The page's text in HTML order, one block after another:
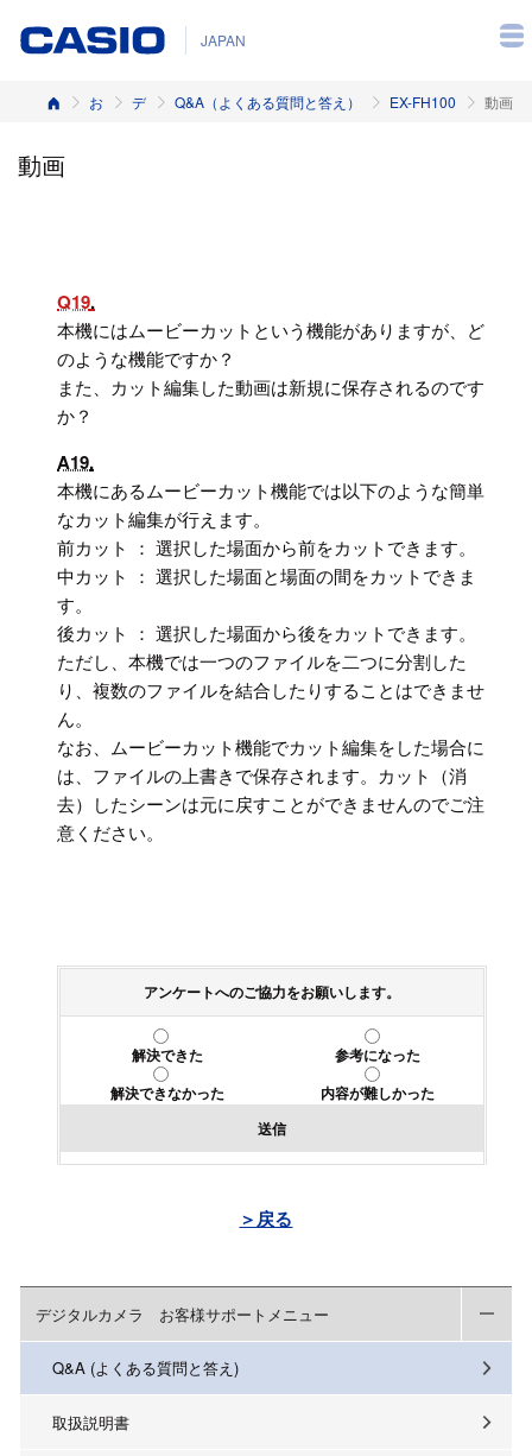
JAPAN
ホーム お客様サポート デジタルカメラ Q&A（よくある質問と答え） EX-FH100 動画
動画
Q19
本機にはムービーカットという機能がありますが、ど
のような機能ですか？
また、カット編集した動画は新規に保存されるのです
か？
A19
本機にあるムービーカット機能では以下のような簡単
なカット編集が行えます。
前カット ： 選択した場面から前をカットできます。
中カット ： 選択した場面と場面の間をカットできま
す。
後カット ： 選択した場面から後をカットできます。
ただし、本機では一つのファイルを二つに分割した
り、複数のファイルを結合したりすることはできませ
ん。
なお、ムービーカット機能でカット編集をした場合に
は、ファイルの上書きで保存されます。カット（消
去）したシーンは元に戻すことができませんのでご注
意ください。
アンケートへのご協力をお願いします。
解決できた
参考になった
解決できなかった
内容が難しかった
送信
＞戻る
デジタルカメラ お客様サポートメニュー
Q&A (よくある質問と答え)
取扱説明書